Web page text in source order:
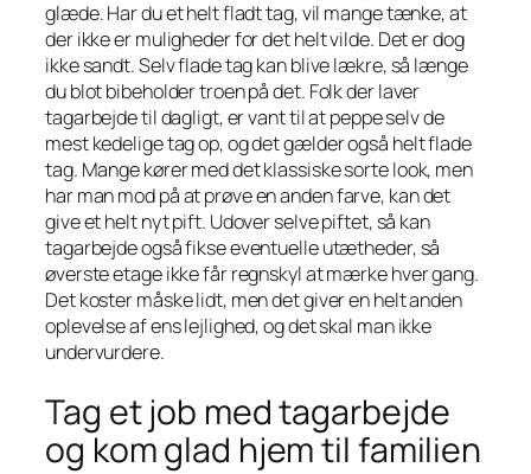
glæde. Har du et helt fladt tag, vil mange tænke, at
der ikke er muligheder for det helt vilde. Det er dog
ikke sandt. Selv flade tag kan blive lækre, så længe
du blot bibeholder troen på det. Folk der laver
tagarbejde til dagligt, er vant til at peppe selv de
mest kedelige tag op, og det gælder også helt flade
tag. Mange kører med det klassiske sorte look, men
har man mod på at prøve en anden farve, kan det
give et helt nyt pift. Udover selve piftet, så kan
tagarbejde også fikse eventuelle utætheder, så
øverste etage ikke får regnskyl at mærke hver gang.
Det koster måske lidt, men det giver en helt anden
oplevelse af ens lejlighed, og det skal man ikke
undervurdere.
Tag et job med tagarbejde
og kom glad hjem til familien